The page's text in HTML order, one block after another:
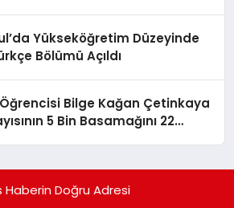
Yükseköğretim Düzeyinde
Bölümü Açıldı
Bilge Kağan Çetinkaya
5 Bin Basamağını 22
Haberin Doğru Adresi